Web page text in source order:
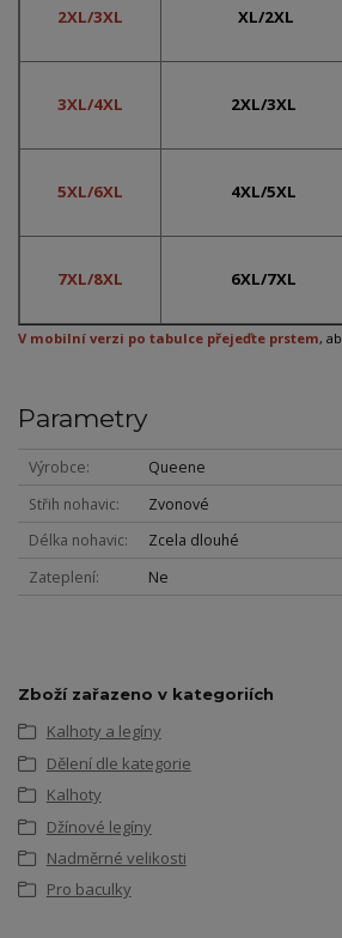
2XL/3XL XL/2XL
3XL/4XL 2XL/3XL
5XL/6XL 4XL/5XL
7XL/8XL 6XL/7XL
V mobilní verzi po tabulce přejeďte prstem,
Parametry
Výrobce
Queene
Střih nohavic
Zvonové
Délka nohavic
Zcela dlouhé
Zateplení
Ne
Zboží zařazeno v kategoriích
Kalhoty a legíny
Dělení dle kategorie
Kalhoty
Džínové legíny
Nadměrné velikosti
Pro baculky